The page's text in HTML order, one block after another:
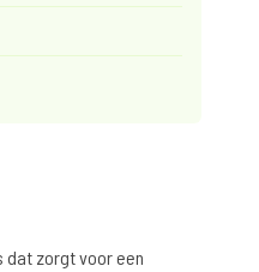
dat zorgt voor een